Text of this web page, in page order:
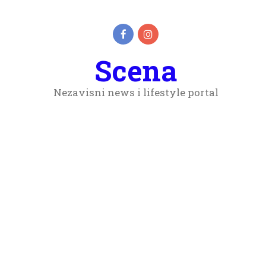
Scena
Nezavisni news i lifestyle portal